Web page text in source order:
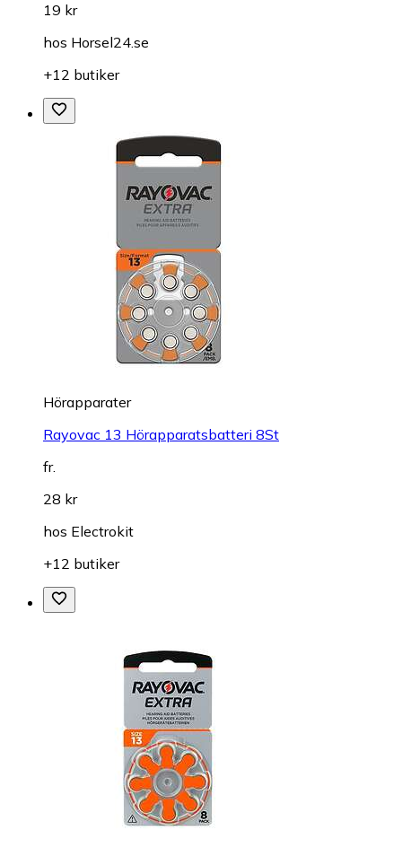
19 kr
hos Horsel24.se
+12 butiker
Hörapparater
Rayovac 13 Hörapparatsbatteri 8St
fr.
28 kr
hos Electrokit
+12 butiker